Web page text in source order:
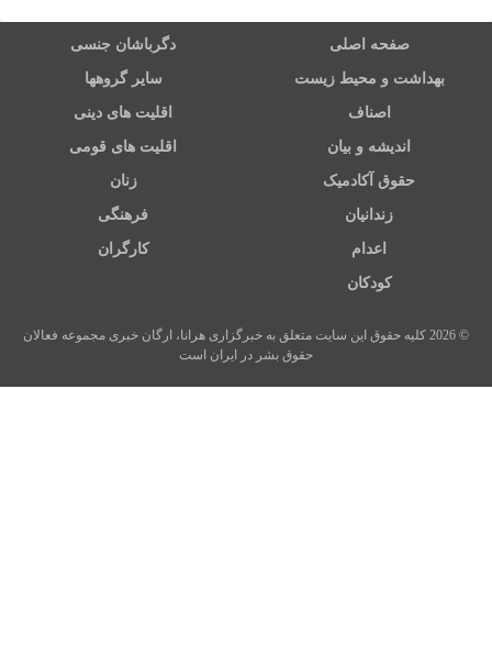
صفحه اصلی دگرباشان جنسی
بهداشت و محیط زیست سایر گروهها
اصناف اقلیت های دینی
اندیشه و بیان اقلیت های قومی
حقوق آکادمیک زنان
زندانیان فرهنگی
اعدام کارگران
کودکان
© 2026 کلیه حقوق این سایت متعلق به خبرگزاری هرانا، ارگان خبری مجموعه فعالان
حقوق بشر در ایران است